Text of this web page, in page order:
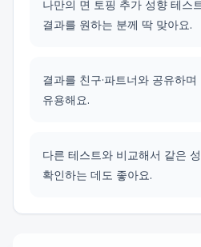
나만의 면 토핑 추가 성향 테스
결과를 원하는 분께 딱 맞아요.
결과를 친구·파트너와 공유하
유용해요.
다른 테스트와 비교해서 같은
확인하는 데도 좋아요.